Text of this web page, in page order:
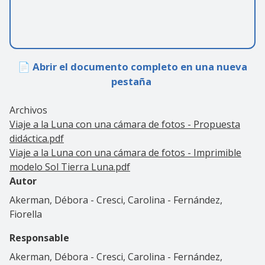
📄 Abrir el documento completo en una nueva
pestaña
Archivos
Viaje a la Luna con una cámara de fotos - Propuesta
didáctica.pdf
Viaje a la Luna con una cámara de fotos - Imprimible
modelo Sol Tierra Luna.pdf
Autor
Akerman, Débora - Cresci, Carolina - Fernández,
Fiorella
Responsable
Akerman, Débora - Cresci, Carolina - Fernández,